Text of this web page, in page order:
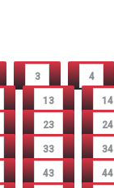
3 4
13 14
23 24
33 34
43 44